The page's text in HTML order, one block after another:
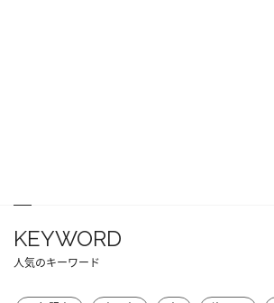
KEYWORD
人気のキーワード